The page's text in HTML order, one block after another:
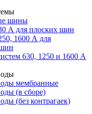
шины
А для плоских шин
1600 А для
630, 1250 и 1600 А
мембранные
(в сборе)
(без контрагаек)